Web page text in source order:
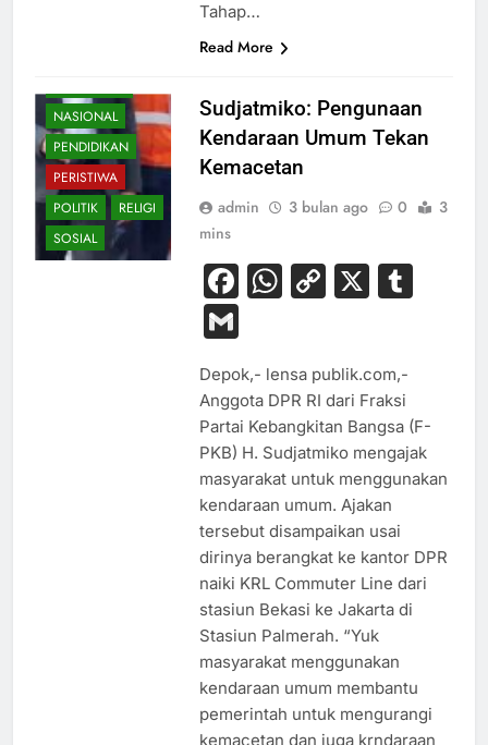
Tahap…
Read More
NASIONAL
PENDIDIKAN
PERISTIWA
POLITIK
RELIGI
SOSIAL
Sudjatmiko: Pengunaan
Kendaraan Umum Tekan
Kemacetan
admin 3 bulan ago 0
3
mins
Facebook
WhatsApp
Copy
X
Gmail
Depok,- lensa publik.com,-
Anggota DPR RI dari Fraksi
Partai Kebangkitan Bangsa (F-
PKB) H. Sudjatmiko mengajak
masyarakat untuk menggunakan
kendaraan umum. Ajakan
tersebut disampaikan usai
dirinya berangkat ke kantor DPR
naiki KRL Commuter Line dari
stasiun Bekasi ke Jakarta di
Stasiun Palmerah. “Yuk
masyarakat menggunakan
kendaraan umum membantu
pemerintah untuk mengurangi
kemacetan dan juga krndaraan